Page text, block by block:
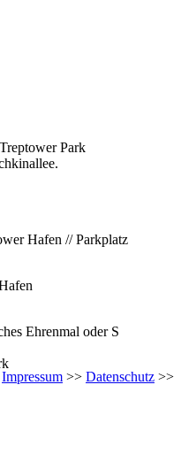
Park
Hafen // Parkplatz
Ehrenmal oder S
Impressum >> Datenschutz >>